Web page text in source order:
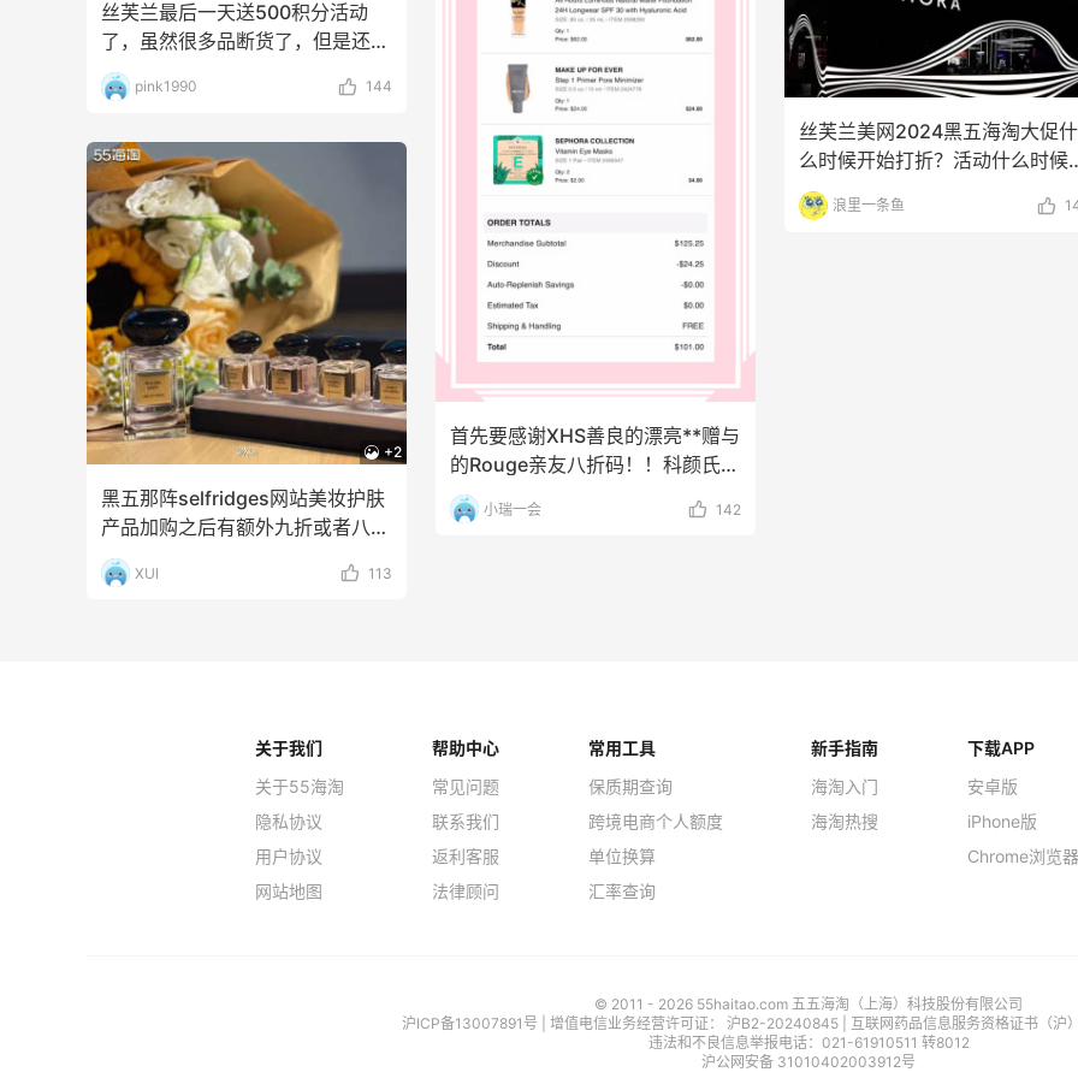
丝芙兰最后一天送500积分活动
了，虽然很多品断货了，但是还是
下一单再说吧！✓剁手
pink1990 144
+2
黑五那阵selfridges网站美妆护肤
产品加购之后有额外九折或者八折
活动，Di
XUI 113
首先要感谢XHS善良的漂亮**赠与
的Rouge亲友八折码！！科颜氏白
泥清洁面膜家
小瑞一会 142
丝芙兰美网2024黑五海淘大促什
么时候开始打折？活动什么时候
始？哪些产品会参与
浪里一条鱼
关于我们
关于55海淘
隐私协议
用户协议
网站地图
帮助中心
常见问题
联系我们
返利客服
法律顾问
常用工具
保质期查询
跨境电商个人额度
单位换算
汇率查询
新手指南
海淘入门
海淘热搜
下载APP
安卓版
iPhone版
Chrome浏览
© 2011 - 2026 55haitao.com 五五海淘（上海）科技股份有限公司
沪ICP备13007891号
| 增值电信业务经营许可证： 沪B2-20240845
互联网药品信息服务资格证书（
违法和不良信息举报电话：021-61910511 转8012
沪公网安备 31010402003912号